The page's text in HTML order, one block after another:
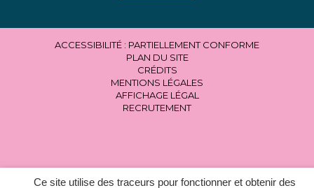
Ce site utilise des traceurs pour fonctionner et obtenir des
ACCESSIBILITÉ : PARTIELLEMENT CONFORME
PLAN DU SITE
CRÉDITS
MENTIONS LÉGALES
AFFICHAGE LÉGAL
RECRUTEMENT